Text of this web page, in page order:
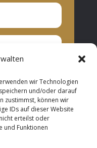
wir Technologien
und/oder darauf
zustimmst, können wir
IDs auf dieser Website
erteilst oder
und Funktionen